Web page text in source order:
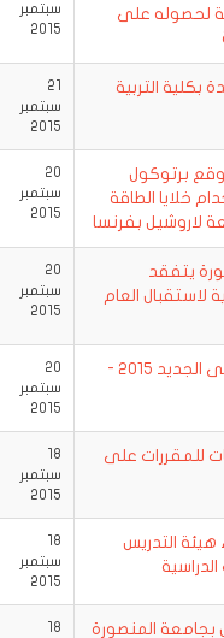
لحصوله على
سبتمبر
2015
بكلية التربية
21
سبتمبر
2015
برتوكول
خلايا الطاقة
لاروشيل بفرنسا
20
سبتمبر
2015
يتفقد
لاستقبال العام
20
سبتمبر
2015
تهنئة بالعام الدراسى الجديد 2015 -
20
سبتمبر
2015
للمقررات على
18
سبتمبر
2015
هيئة التدريس
18
سبتمبر
2015
المنصورة
18